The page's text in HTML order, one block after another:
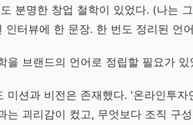
분명한 창업 철학이 있었다. (나는
인터뷰에 한 문장. 한 번도 정리된 언
을 브랜드의 언어로 정립할 필요가
미션과 비전은 존재했다. '온라인투
는 괴리감이 컸고, 무엇보다 조직 구